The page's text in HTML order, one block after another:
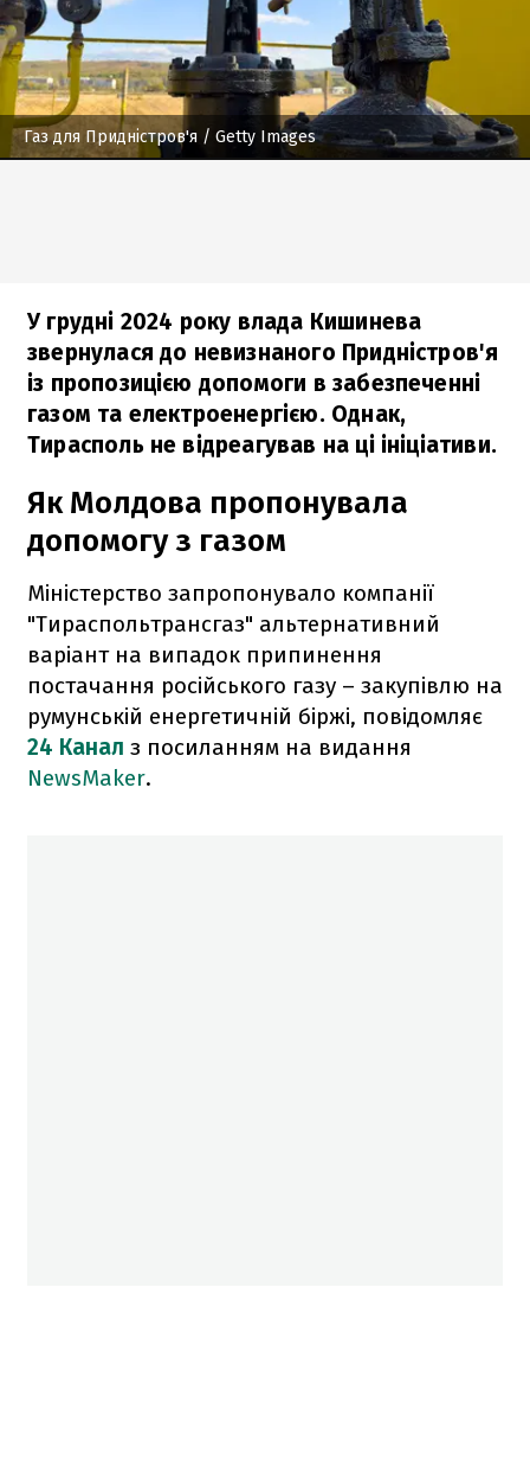
Газ для Придністров'я / Getty Images
У грудні 2024 року влада Кишинева
звернулася до невизнаного Придністров'я
із пропозицією допомоги в забезпеченні
газом та електроенергією. Однак,
Тирасполь не відреагував на ці ініціативи.
Як Молдова пропонувала
допомогу з газом
Міністерство запропонувало компанії
"Тираспольтрансгаз" альтернативний
варіант на випадок припинення
постачання російського газу – закупівлю на
румунській енергетичній біржі, повідомляє
24 Канал з посиланням на видання
NewsMaker.